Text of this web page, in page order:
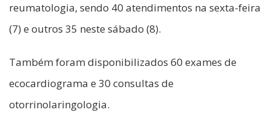
reumatologia, sendo 40 atendimentos na sexta-feira
(7) e outros 35 neste sábado (8).
Também foram disponibilizados 60 exames de
ecocardiograma e 30 consultas de
otorrinolaringologia.